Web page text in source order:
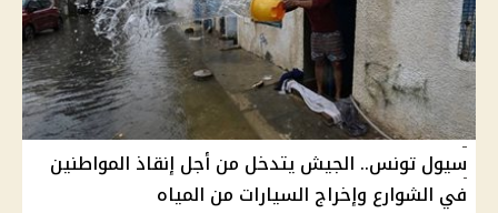
سيول تونس.. الجيش يتدخل من أجل إنقاذ المواطنين
في الشوارع وإخراج السيارات من المياه